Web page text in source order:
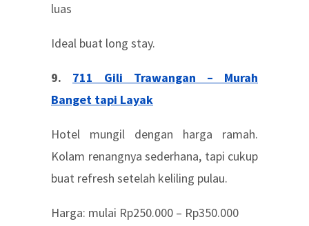
luas
Ideal buat long stay.
9. 711 Gili Trawangan – Murah
Banget tapi Layak
Hotel mungil dengan harga ramah.
Kolam renangnya sederhana, tapi cukup
buat refresh setelah keliling pulau.
Harga: mulai Rp250.000 – Rp350.000